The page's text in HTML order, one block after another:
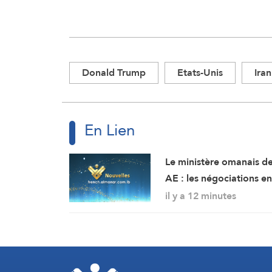
Donald Trump Etats-Unis Iran
En Lien
Le ministère omanais
AE : les négociations en
cours concernant les
déroulent dans une
il y a 12 minutes